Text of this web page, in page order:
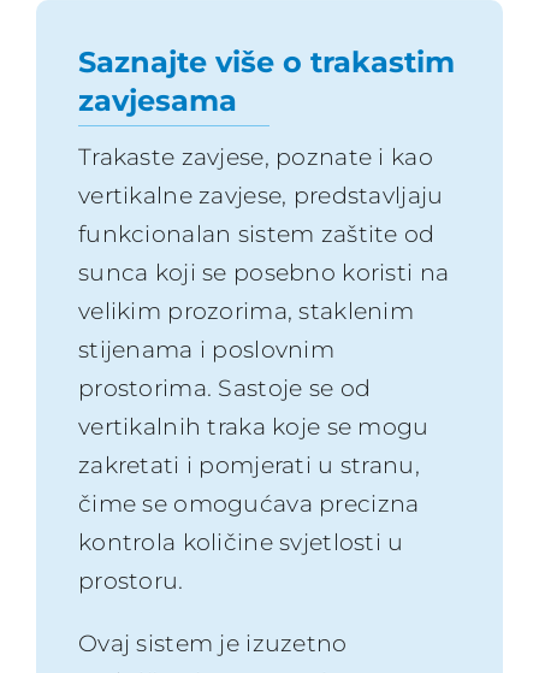
Saznajte više o trakastim
zavjesama
Trakaste zavjese, poznate i kao
vertikalne zavjese, predstavljaju
funkcionalan sistem zaštite od
sunca koji se posebno koristi na
velikim prozorima, staklenim
stijenama i poslovnim
prostorima. Sastoje se od
vertikalnih traka koje se mogu
zakretati i pomjerati u stranu,
čime se omogućava precizna
kontrola količine svjetlosti u
prostoru.
Ovaj sistem je izuzetno